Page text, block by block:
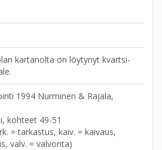
kartanolta on löytynyt kvartsi-
1994 Nurminen & Rajala,
kohteet 49-51
= tarkastus, kaiv. = kaivaus,
valv. = valvonta)